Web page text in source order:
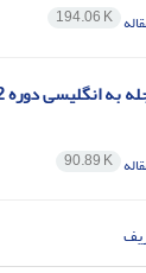
194.06 K
دوره 35.2 شماره 2.1
90.89 K